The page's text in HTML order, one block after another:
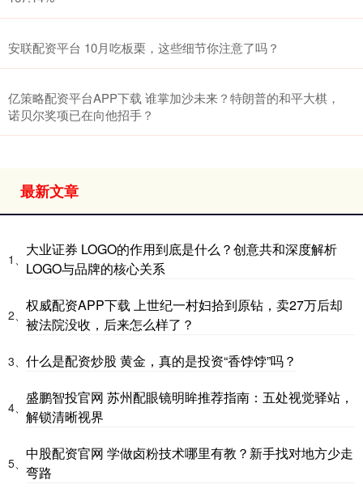
安联配资平台 10月吃板栗，这些细节你注意了吗？
亿策略配资平台APP下载 谁掌加沙未来？特朗普的和平大棋，
诺贝尔奖项已在向他招手？
最新文章
1、
大业证券 LOGO的作用到底是什么？创意共和深度解析
LOGO与品牌的核心关系
2、
权威配资APP下载 上世纪一村妇拾到原钻，卖27万后却
被法院没收，后来怎么样了？
3、 什么是配资炒股 黄金，真的是投资“香饽饽”吗？
4、
盛鹏智投官网 苏州配眼镜明眸推荐指南：五处视觉驿站，
解锁清晰视界
5、
中股配资官网 学做卤粉技术哪里有教？新手找对地方少走
弯路